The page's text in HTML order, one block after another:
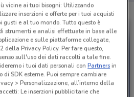
vicine ai tuoi bisogni: Utilizzando
inserzioni e offerte per i tuoi acquisti
e al tuo mondo. Tutto questo è
strumenti e analisi effettuate in base alle
e sulle piattaforme collegate,
della Privacy Policy. Per fare questo,
sull'uso dei dati raccolti a tale fine.
i tuoi dati personali conPartnersin
di SDK esterne. Puoi sempre cambiare
> Personalizzazione, all’interno della
Le inserzioni pubblicitarie che